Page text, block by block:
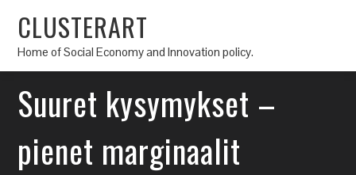
CLUSTERART
Home of Social Economy and Innovation policy.
Suuret kysymykset –
pienet marginaalit